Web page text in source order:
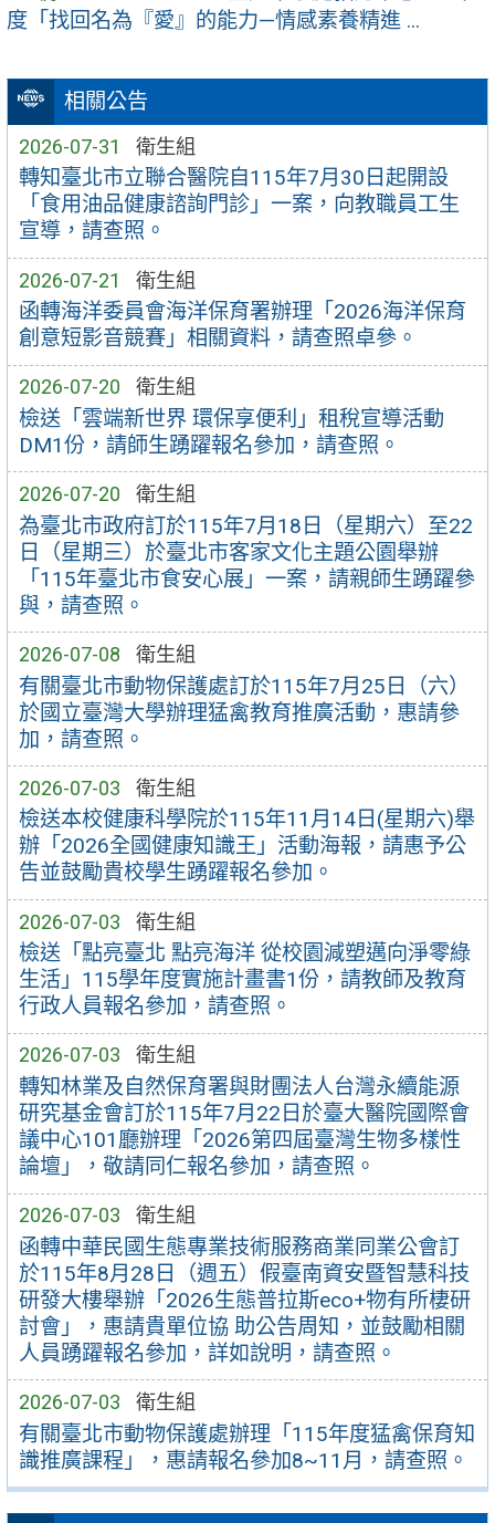
相關公告
2026-07-31 衛生組
轉知臺北市立聯合醫院自115年7月30日起開設
「食用油品健康諮詢門診」一案，向教職員工生
宣導，請查照。
2026-07-21 衛生組
函轉海洋委員會海洋保育署辦理「2026海洋保育
創意短影音競賽」相關資料，請查照卓參。
2026-07-20 衛生組
檢送「雲端新世界 環保享便利」租稅宣導活動
DM1份，請師生踴躍報名參加，請查照。
2026-07-20 衛生組
為臺北市政府訂於115年7月18日（星期六）至22
日（星期三）於臺北市客家文化主題公園舉辦
「115年臺北市食安心展」一案，請親師生踴躍參
與，請查照。
2026-07-08 衛生組
有關臺北市動物保護處訂於115年7月25日（六）
於國立臺灣大學辦理猛禽教育推廣活動，惠請參
加，請查照。
2026-07-03 衛生組
檢送本校健康科學院於115年11月14日(星期六)舉
辦「2026全國健康知識王」活動海報，請惠予公
告並鼓勵貴校學生踴躍報名參加。
2026-07-03 衛生組
檢送「點亮臺北 點亮海洋 從校園減塑邁向淨零綠
生活」115學年度實施計畫書1份，請教師及教育
行政人員報名參加，請查照。
2026-07-03 衛生組
轉知林業及自然保育署與財團法人台灣永續能源
研究基金會訂於115年7月22日於臺大醫院國際會
議中心101廳辦理「2026第四屆臺灣生物多樣性
論壇」，敬請同仁報名參加，請查照。
2026-07-03 衛生組
函轉中華民國生態專業技術服務商業同業公會訂
於115年8月28日（週五）假臺南資安暨智慧科技
研發大樓舉辦「2026生態普拉斯eco+物有所棲研
討會」，惠請貴單位協 助公告周知，並鼓勵相關
人員踴躍報名參加，詳如說明，請查照。
2026-07-03 衛生組
有關臺北市動物保護處辦理「115年度猛禽保育知
識推廣課程」，惠請報名參加8~11月，請查照。
度「找回名為『愛』的能力—情感素養精進 ...